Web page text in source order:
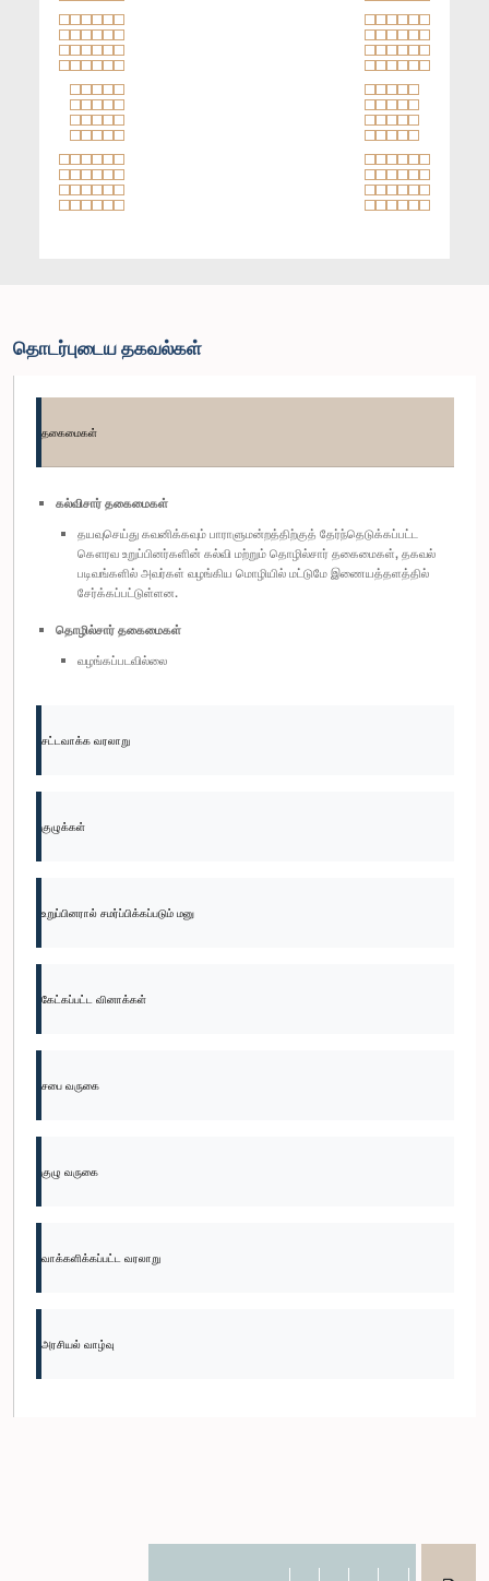
தொடர்புடைய தகவல்கள்
தகைமைகள்
கல்விசார் தகைமைகள்
தயவுசெய்து கவனிக்கவும் பாராளுமன்றத்திற்குத் தேர்ந்தெடுக்கப்பட்ட
கௌரவ உறுப்பினர்களின் கல்வி மற்றும் தொழில்சார் தகைமைகள், தகவல்
படிவங்களில் அவர்கள் வழங்கிய மொழியில் மட்டுமே இணையத்தளத்தில்
சேர்க்கப்பட்டுள்ளன.
தொழில்சார் தகைமைகள்
வழங்கப்படவில்லை
சட்டவாக்க வரலாறு
குழுக்கள்
உறுப்பினரால் சமர்ப்பிக்கப்படும் மனு
கேட்கப்பட்ட வினாக்கள்
சபை வருகை
குழு வருகை
வாக்களிக்கப்பட்ட வரலாறு
அரசியல் வாழ்வு